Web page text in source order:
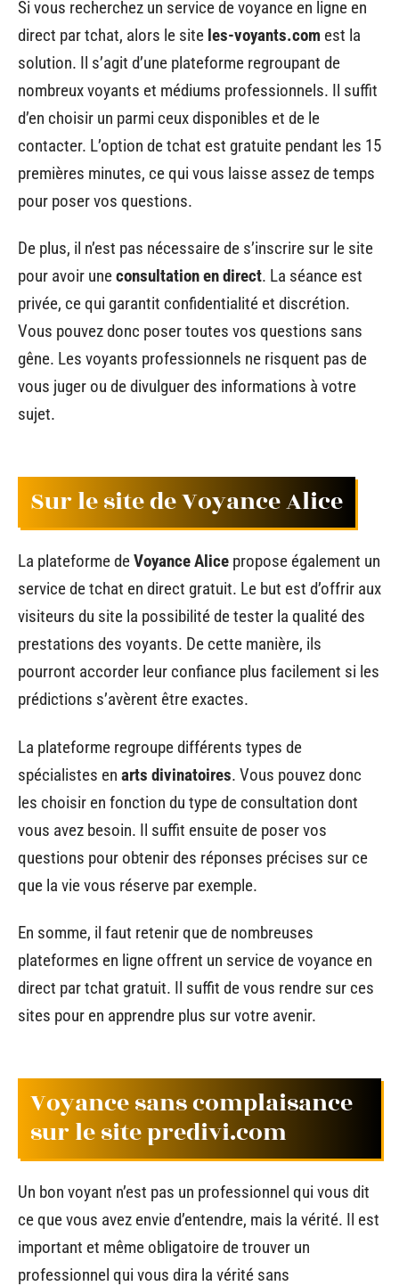
Si vous recherchez un service de voyance en ligne en
direct par tchat, alors le site les-voyants.com est la
solution. Il s’agit d’une plateforme regroupant de
nombreux voyants et médiums professionnels. Il suffit
d’en choisir un parmi ceux disponibles et de le
contacter. L’option de tchat est gratuite pendant les 15
premières minutes, ce qui vous laisse assez de temps
pour poser vos questions.
De plus, il n’est pas nécessaire de s’inscrire sur le site
pour avoir uneconsultation en direct. La séance est
privée, ce qui garantit confidentialité et discrétion.
Vous pouvez donc poser toutes vos questions sans
gêne. Les voyants professionnels ne risquent pas de
vous juger ou de divulguer des informations à votre
sujet.
Sur le site de Voyance Alice
La plateforme deVoyance Alice propose également un
service de tchat en direct gratuit. Le but est d’offrir aux
visiteurs du site la possibilité de tester la qualité des
prestations des voyants. De cette manière, ils
pourront accorder leur confiance plus facilement si les
prédictions s’avèrent être exactes.
La plateforme regroupe différents types de
spécialistes en arts divinatoires. Vous pouvez donc
les choisir en fonction du type de consultation dont
vous avez besoin. Il suffit ensuite de poser vos
questions pour obtenir des réponses précises sur ce
que la vie vous réserve par exemple.
En somme, il faut retenir que de nombreuses
plateformes en ligne offrent un service de voyance en
direct par tchat gratuit. Il suffit de vous rendre sur ces
sites pour en apprendre plus sur votre avenir.
Voyance sans complaisance
sur le site predivi.com
Un bon voyant n’est pas un professionnel qui vous dit
ce que vous avez envie d’entendre, mais la vérité. Il est
important et même obligatoire de trouver un
professionnel qui vous dira la vérité sans